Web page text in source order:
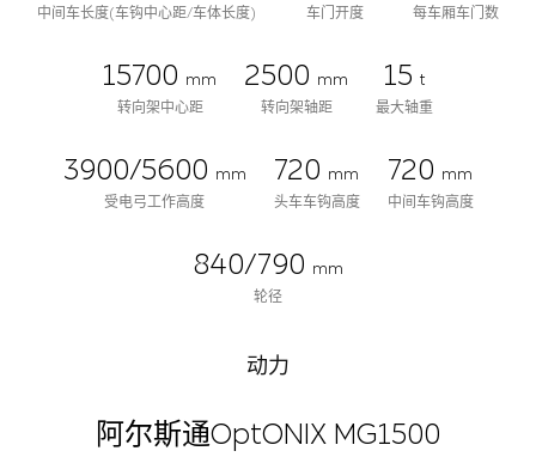
中间车长度(车钩中心距/车体长度)
车门开度
每车厢车门数
15700 mm
转向架中心距
2500 mm
转向架轴距
15 t
最大轴重
3900/5600 mm
受电弓工作高度
720 mm
头车车钩高度
720 mm
中间车钩高度
840/790 mm
轮径
动力
阿尔斯通OptONIX MG1500